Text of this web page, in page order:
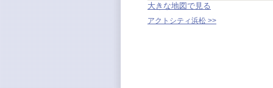
大きな地図で見る
アクトシティ浜松 >>